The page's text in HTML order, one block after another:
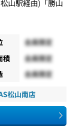
山駅経由) 「勝山
会員限定
積
会員限定
会員限定
松山南店